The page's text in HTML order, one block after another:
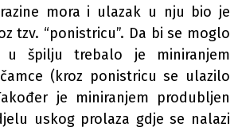
mora i ulazak u nju bio je
tzv. “ponistricu”. Da bi se moglo
u špilju trebalo je miniranjem
(kroz ponistricu se ulazilo
je miniranjem produbljen
uskog prolaza gdje se nalazi